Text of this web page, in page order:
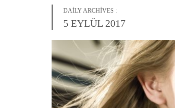
DAILY ARCHIVES :
5 EYLÜL 2017